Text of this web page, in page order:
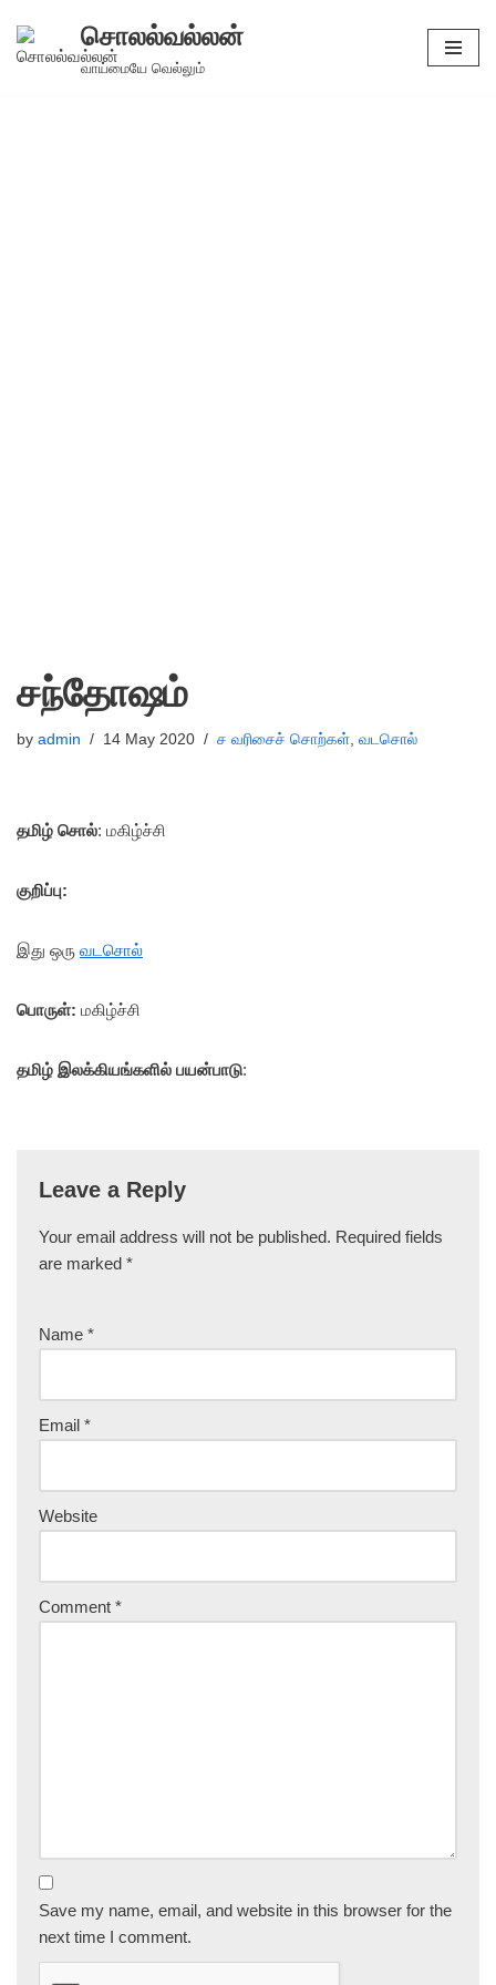
Skip
சொலல்வல்லன்
வாய்மையே வெல்லும்
சந்தோஷம்
by admin 14 May 2020 ச வரிசைச் சொற்கள், வடசொல்
தமிழ் சொல்: மகிழ்ச்சி
குறிப்பு:
இது ஒரு வடசொல்
பொருள்: மகிழ்ச்சி
தமிழ் இலக்கியங்களில் பயன்பாடு:
Leave a Reply
Your email address will not be published. Required fields
are marked *
Name *
Email *
Website
Comment *
Save my name, email, and website in this browser for the
next time I comment.